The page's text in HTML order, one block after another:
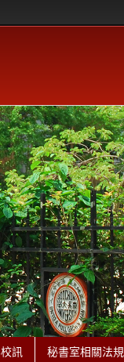
訊 秘書室相關法規